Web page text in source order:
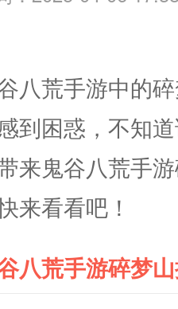
八荒手游中的
到困惑，不知
来鬼谷八荒手
来看看吧！
八荒手游碎梦